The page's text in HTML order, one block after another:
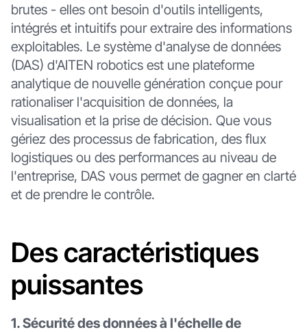
brutes - elles ont besoin d'outils intelligents,
intégrés et intuitifs pour extraire des informations
exploitables. Le système d'analyse de données
(DAS) d'AITEN robotics est une plateforme
analytique de nouvelle génération conçue pour
rationaliser l'acquisition de données, la
visualisation et la prise de décision. Que vous
gériez des processus de fabrication, des flux
logistiques ou des performances au niveau de
l'entreprise, DAS vous permet de gagner en clarté
et de prendre le contrôle.
Des caractéristiques
puissantes
1. Sécurité des données à l'échelle de